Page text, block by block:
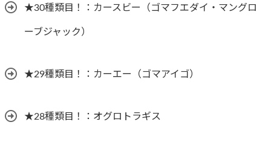
★30種類目！：カースビー（ゴマフエダイ・マングロ
ーブジャック）
★29種類目！：カーエー（ゴマアイゴ）
★28種類目！：オグロトラギス